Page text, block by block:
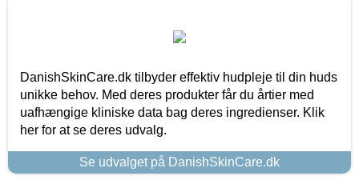
DanishSkinCare.dk tilbyder effektiv hudpleje til din huds
unikke behov. Med deres produkter får du årtier med
uafhængige kliniske data bag deres ingredienser. Klik
her for at se deres udvalg.
Se udvalget på DanishSkinCare.dk